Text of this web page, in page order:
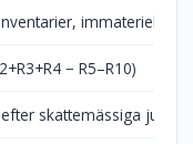
immateriella
− R5–R10)
efter skattemässiga